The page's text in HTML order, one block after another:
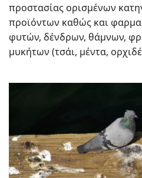
προστασίας ορισμένων
προϊόντων καθώς και
φυτών, δένδρων, θάμνων,
μυκήτων (τσάι, μέντα,